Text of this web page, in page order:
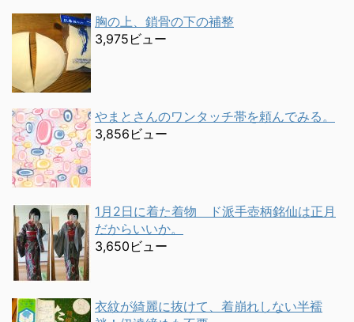
胸の上、鎖骨の下の補整
3,975ビュー
やまとさんのワンタッチ帯を頼んでみる。
3,856ビュー
1月2日に着た着物 ド派手壺柄銘仙は正月
だからいいか。
3,650ビュー
衣紋が綺麗に抜けて、着崩れしない半襦